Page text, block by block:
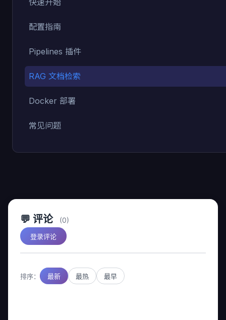
快速开始
配置指南
Pipelines 插件
RAG 文档检索
Docker 部署
常见问题
💬 评论 (0)
登录评论
排序： 最新 最热 最早